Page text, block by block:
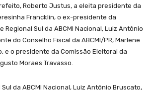
Roberto Justus, a eleita presidente da
Francklin, o ex-presidente da
Regional Sul da ABCMI Nacional, Luiz Antônio
do Conselho Fiscal da ABCMI/PR, Marlene
e o presidente da Comissão Eleitoral da
Moraes Travasso.
da ABCMI Nacional, Luiz Antônio Bruscato,